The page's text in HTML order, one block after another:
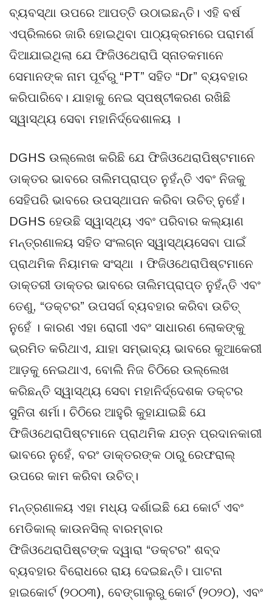
ବ୍ୟବସ୍ଥା ଉପରେ ଆପତ୍ତି ଉଠାଇଛନ୍ତି। ଏହି ବର୍ଷ
ଏପ୍ରିଲରେ ଜାରି ହୋଇଥିବା ପାଠ୍ୟକ୍ରମରେ ପରାମର୍ଶ
ଦିଆଯାଇଥିଲା ଯେ ଫିଜିଓଥେରାପି ସ୍ନାତକମାନେ
ସେମାନଙ୍କ ନାମ ପୂର୍ବରୁ “PT” ସହିତ “Dr” ବ୍ୟବହାର
କରିପାରିବେ। ଯାହାକୁ ନେଇ ସ୍ପଷ୍ଟୀକରଣ ରଖିଛି
ସ୍ୱାସ୍ଥ୍ୟ ସେବା ମହାନିର୍ଦ୍ଦେଶାଳୟ ।
DGHS ଉଲ୍ଲେଖ କରିଛି ଯେ ଫିଜିଓଥେରାପିଷ୍ଟମାନେ
ଡାକ୍ତର ଭାବରେ ତାଲିମପ୍ରାପ୍ତ ନୁହଁନ୍ତି ଏବଂ ନିଜକୁ
ସେହିପରି ଭାବରେ ଉପସ୍ଥାପନ କରିବା ଉଚିତ୍ ନୁହେଁ।
DGHS ହେଉଛି ସ୍ୱାସ୍ଥ୍ୟ ଏବଂ ପରିବାର କଲ୍ୟାଣ
ମନ୍ତ୍ରଣାଳୟ ସହିତ ସଂଲଗ୍ନ ସ୍ୱାସ୍ଥ୍ୟସେବା ପାଇଁ
ପ୍ରାଥମିକ ନିୟାମକ ସଂସ୍ଥା । ଫିଜିଓଥେରାପିଷ୍ଟମାନେ
ଡାକ୍ତରୀ ଡାକ୍ତର ଭାବରେ ତାଲିମପ୍ରାପ୍ତ ନୁହଁନ୍ତି ଏବଂ
ତେଣୁ, “ଡକ୍ଟର” ଉପସର୍ଗ ବ୍ୟବହାର କରିବା ଉଚିତ୍
ନୁହେଁ । କାରଣ ଏହା ରୋଗୀ ଏବଂ ସାଧାରଣ ଲୋକଙ୍କୁ
ଭ୍ରମିତ କରିଥାଏ, ଯାହା ସମ୍ଭାବ୍ୟ ଭାବରେ କୁଆକେରୀ
ଆଡ଼କୁ ନେଇଥାଏ, ବୋଲି ନିଜ ଚିଠିରେ ଉଲ୍ଲେଖ
କରିଛନ୍ତି ସ୍ୱାସ୍ଥ୍ୟ ସେବା ମହାନିର୍ଦ୍ଦେଶକ ଡକ୍ଟର
ସୁନିତା ଶର୍ମା। ଚିଠିରେ ଆହୁରି କୁହାଯାଇଛି ଯେ
ଫିଜିଓଥେରାପିଷ୍ଟମାନେ ପ୍ରାଥମିକ ଯତ୍ନ ପ୍ରଦାନକାରୀ
ଭାବରେ ନୁହେଁ, ବରଂ ଡାକ୍ତରଙ୍କ ଠାରୁ ରେଫରାଲ୍
ଉପରେ କାମ କରିବା ଉଚିତ୍।
ମନ୍ତ୍ରଣାଳୟ ଏହା ମଧ୍ୟ ଦର୍ଶାଇଛି ଯେ କୋର୍ଟ ଏବଂ
ମେଡିକାଲ୍ କାଉନସିଲ୍ ବାରମ୍ବାର
ଫିଜିଓଥେରାପିଷ୍ଟଙ୍କ ଦ୍ୱାରା “ଡକ୍ଟର” ଶବ୍ଦ
ବ୍ୟବହାର ବିରୋଧରେ ରାୟ ଦେଇଛନ୍ତି। ପାଟନା
ହାଇକୋର୍ଟ (୨୦୦୩), ବେଙ୍ଗାଲୁରୁ କୋର୍ଟ (୨୦୨୦), ଏବଂ